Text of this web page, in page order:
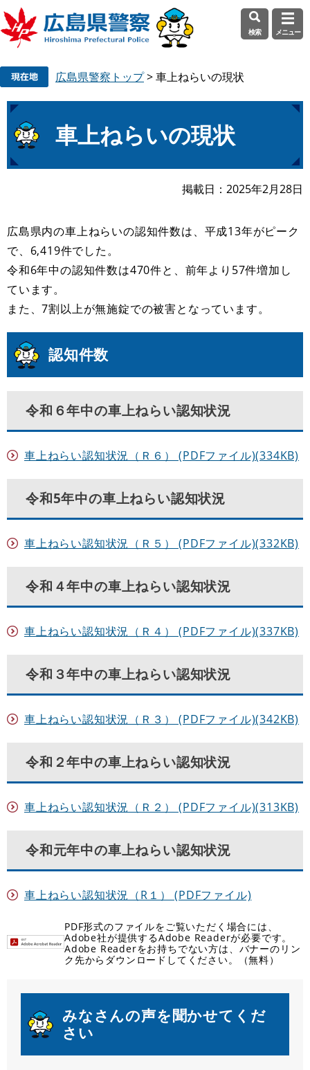
の
で
ー
ば
文
検索 メニュー
広島県警察トップ>車上ねらいの現状
文
車上ねらいの現状
掲載日 2025年2月28日
広島県内の車上ねらいの認知件数は、平成13年がピーク
で、6,419件でした。
令和6年中の認知件数は470件と、前年より57件増加し
ています。
また、7割以上が無施錠での被害となっています。
認知件数
令和６年中の車上ねらい認知状況
車上ねらい認知状況（Ｒ６） (PDFファイル)(334KB)
令和5年中の車上ねらい認知状況
車上ねらい認知状況（Ｒ５） (PDFファイル)(332KB)
令和４年中の車上ねらい認知状況
車上ねらい認知状況（Ｒ４） (PDFファイル)(337KB)
令和３年中の車上ねらい認知状況
車上ねらい認知状況（Ｒ３） (PDFファイル)(342KB)
令和２年中の車上ねらい認知状況
車上ねらい認知状況（Ｒ２） (PDFファイル)(313KB)
令和元年中の車上ねらい認知状況
車上ねらい認知状況（R１） (PDFファイル)
PDF形式のファイルをご覧いただく場合には、
Adobe社が提供するAdobe Readerが必要です。
Adobe Readerをお持ちでない方は、バナーのリン
ク先からダウンロードしてください。（無料）
みなさんの声を聞かせてくだ
さい